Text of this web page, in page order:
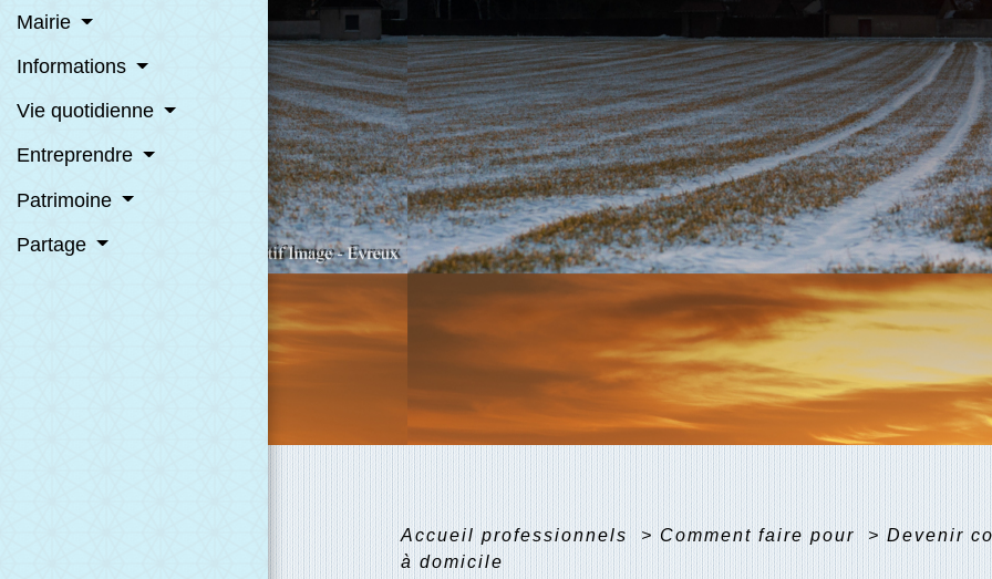
Mairie
Informations
Vie quotidienne
Entreprendre
Patrimoine
Partage
Accueil professionnels > Comment faire pour > Devenir
à domicile